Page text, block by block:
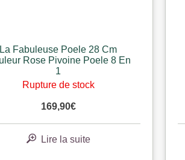
La Fabuleuse Poele 28 Cm
Rose Pivoine Poele 8 En
1
Rupture de stock
169,90€
Lire la suite